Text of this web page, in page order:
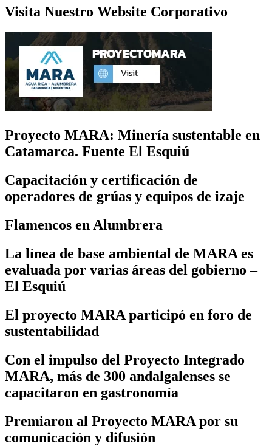
Visita Nuestro Website Corporativo
Proyecto MARA: Minería sustentable en
Catamarca. Fuente El Esquiú
Capacitación y certificación de
operadores de grúas y equipos de izaje
Flamencos en Alumbrera
La línea de base ambiental de MARA es
evaluada por varias áreas del gobierno –
El Esquiú
El proyecto MARA participó en foro de
sustentabilidad
Con el impulso del Proyecto Integrado
MARA, más de 300 andalgalenses se
capacitaron en gastronomía
Premiaron al Proyecto MARA por su
comunicación y difusión